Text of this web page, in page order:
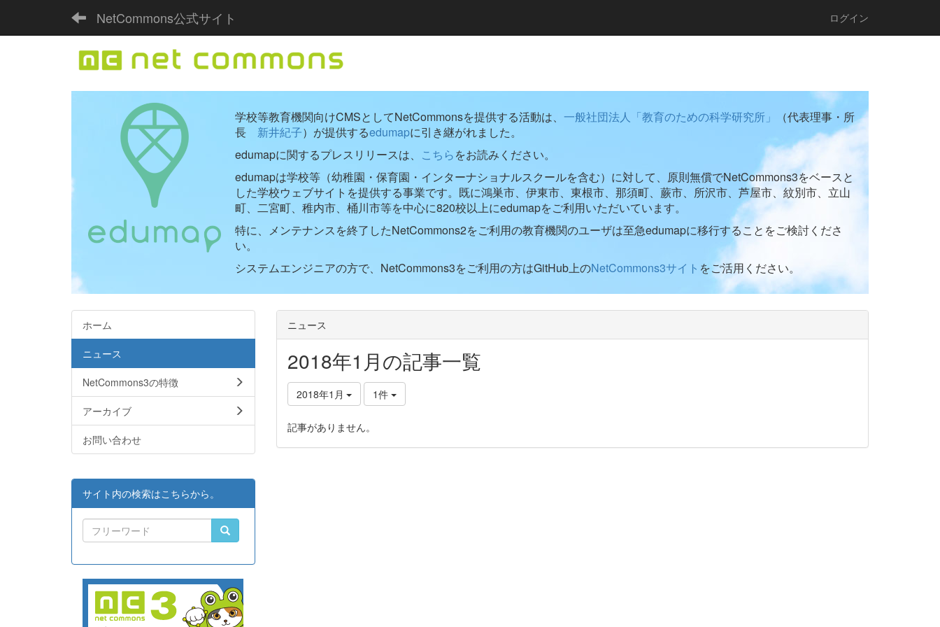
NetCommons公式サイト ログイン
学校等教育機関向けCMSとしてNetCommonsを提供する活動は、 一般社団法人「教育のための科学研究所」
（代表理事・所
長 新井紀子）が提供するedumapに引き継がれました。
edumapに関するプレスリリースは、 こちらをお読みください。
edumapは学校等（幼稚園・保育園・インターナショナルスクールを含む）に対して、原則無償でNetCommons3をベースと
した学校ウェブサイトを提供する事業です。既に鴻巣市、伊東市、東根市、那須町、蕨市、所沢市、芦屋市、紋別市、立山
町、二宮町、稚内市、桶川市等を中心に820校以上にedumapをご利用いただいています。
特に、メンテナンスを終了したNetCommons2をご利用の教育機関のユーザは至急edumapに移行することをご検討くださ
い。
システムエンジニアの方で、NetCommons3をご利用の方はGitHub上のNetCommons3サイト をご活用ください。
ニュース
2018年1月の記事一覧
2018年1月 1件
記事がありません。
ホーム
ニュース
NetCommons3の特徴
アーカイブ
お問い合わせ
サイト内の検索はこちらから。